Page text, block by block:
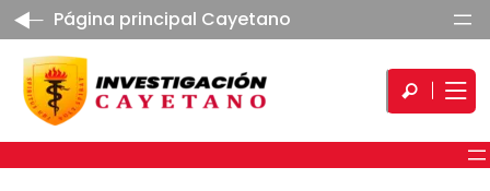
Página principal Cayetano